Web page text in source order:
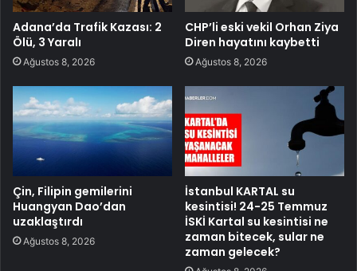
Adana’da Trafik Kazası: 2
Ölü, 3 Yaralı
Ağustos 8, 2026
CHP’li eski vekil Orhan Ziya
Diren hayatını kaybetti
Ağustos 8, 2026
Çin, Filipin gemilerini
Huangyan Dao’dan
uzaklaştırdı
Ağustos 8, 2026
İstanbul KARTAL su
kesintisi! 24-25 Temmuz
İSKİ Kartal su kesintisi ne
zaman bitecek, sular ne
zaman gelecek?